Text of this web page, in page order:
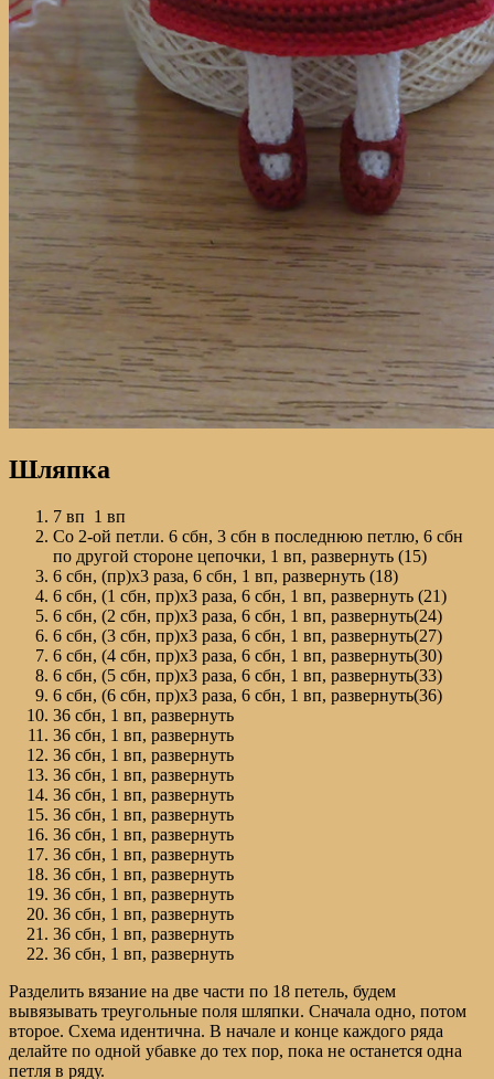
Шляпка
7 вп 1 вп
Со 2-ой петли. 6 сбн, 3 сбн в последнюю петлю, 6 сбн
по другой стороне цепочки, 1 вп, развернуть (15)
6 сбн, (пр)х3 раза, 6 сбн, 1 вп, развернуть (18)
6 сбн, (1 сбн, пр)х3 раза, 6 сбн, 1 вп, развернуть (21)
6 сбн, (2 сбн, пр)х3 раза, 6 сбн, 1 вп, развернуть(24)
6 сбн, (3 сбн, пр)х3 раза, 6 сбн, 1 вп, развернуть(27)
6 сбн, (4 сбн, пр)х3 раза, 6 сбн, 1 вп, развернуть(30)
6 сбн, (5 сбн, пр)х3 раза, 6 сбн, 1 вп, развернуть(33)
6 сбн, (6 сбн, пр)х3 раза, 6 сбн, 1 вп, развернуть(36)
36 сбн, 1 вп, развернуть
36 сбн, 1 вп, развернуть
36 сбн, 1 вп, развернуть
36 сбн, 1 вп, развернуть
36 сбн, 1 вп, развернуть
36 сбн, 1 вп, развернуть
36 сбн, 1 вп, развернуть
36 сбн, 1 вп, развернуть
36 сбн, 1 вп, развернуть
36 сбн, 1 вп, развернуть
36 сбн, 1 вп, развернуть
36 сбн, 1 вп, развернуть
36 сбн, 1 вп, развернуть
Разделить вязание на две части по 18 петель, будем
вывязывать треугольные поля шляпки. Сначала одно, потом
второе. Схема идентична. В начале и конце каждого ряда
делайте по одной убавке до тех пор, пока не останется одна
петля в ряду.